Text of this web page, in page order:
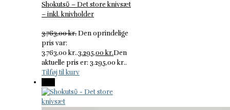
Shokutsῡ – Det store knivsæt
– inkl. knivholder
3.763,00kr.Den oprindelige
pris var:
3.763,00 kr..3.295,00 kr.Den
aktuelle pris er: 3.295,00 kr..
Tilføj til kurv